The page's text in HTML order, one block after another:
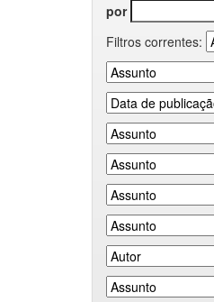
por
Filtros correntes: